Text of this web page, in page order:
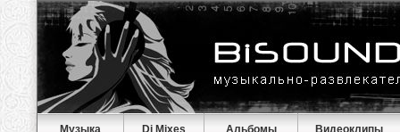
Музыка Dj Mixes Альбомы Видеоклипы